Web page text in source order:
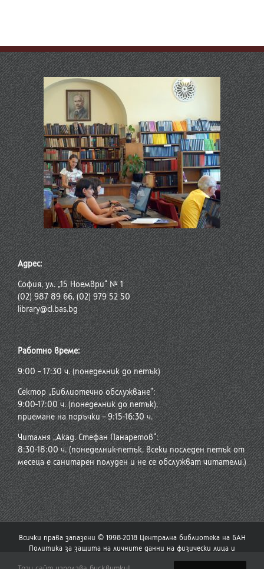
Адрес:
София, ул. „15 Ноември“ № 1
(02) 987 89 66, (02) 979 52 50
library@cl.bas.bg
Работно време:
9:00 – 17:30 ч. (понеделник до петък)
Сектор „Библиотечно обслужване“:
9:00-17:00 ч. (понеделник до петък),
приемане на поръчки – 9:15-16:30 ч.
Читалня „Акад. Стефан Панаретов“:
8:30-18:00 ч. (понеделник-петък, всеки последен петък от
месеца е санитарен полуден и не се обслужват читатели.)
Всички права запазени © 1998-2018 Централна библиотека на БАН
Политика за защита на личните данни на физически лица и
политика за употреба на бисквитки